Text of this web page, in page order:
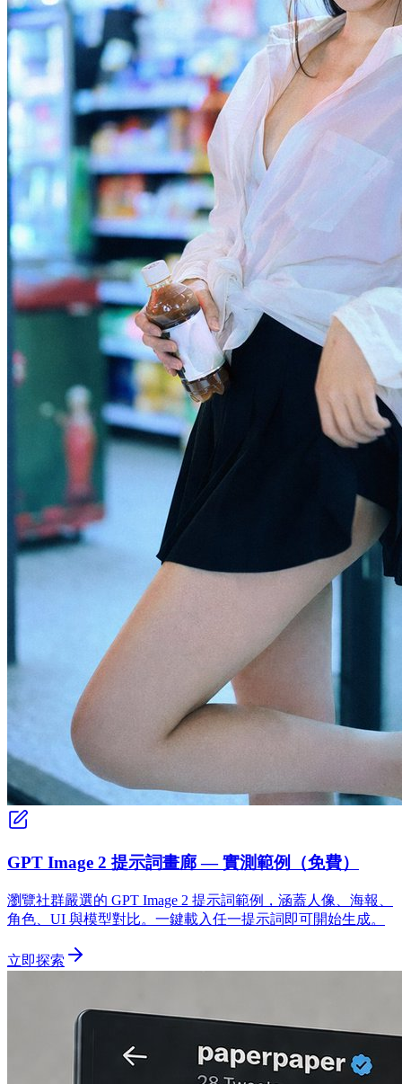
GPT Image 2 提示詞畫廊 — 實測範例（免費）
瀏覽社群嚴選的 GPT Image 2 提示詞範例，涵蓋人像、海報、
角色、UI 與模型對比。一鍵載入任一提示詞即可開始生成。
立即探索